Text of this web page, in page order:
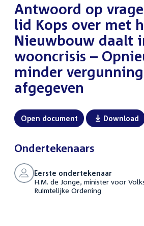
Antwoord op
lid Kops over met
Nieuwbouw daalt
wooncrisis –
minder
afgegeven
Open document Download
Ondertekenaars
Eerste ondertekenaar
H.M. de Jonge, minister voor
Ruimtelijke Ordening